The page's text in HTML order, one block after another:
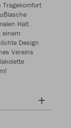
Tragekomfort
Halt.
einem
Design
Vereins